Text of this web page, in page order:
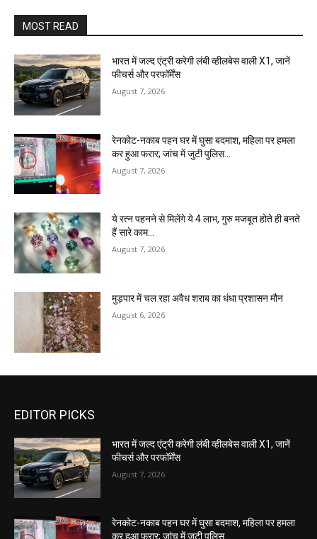
MOST READ
भारत में जल्द एंट्री करेगी लंबी व्हीलबेस वाली X1, जानें
फीचर्स और परफॉर्मेंस
August 7, 2026
रेनकोट-नकाब पहन घर में घुसा बदमाश, महिला पर हमला
कर हुआ फरार; जांच में जुटी पुलिस…
August 7, 2026
ये रत्न पहनने से मिलेंगे ये 4 लाभ, गुरु मजबूत होते ही बनते
हैं सारे काम…
August 7, 2026
मुड़पार में चल रहा अवैध शराब का धंधा प्रशासन मौन
August 6, 2026
EDITOR PICKS
भारत में जल्द एंट्री करेगी लंबी व्हीलबेस वाली X1, जानें
फीचर्स और परफॉर्मेंस
August 7, 2026
रेनकोट-नकाब पहन घर में घुसा बदमाश, महिला पर हमला
कर हुआ फरार; जांच में जुटी पुलिस…